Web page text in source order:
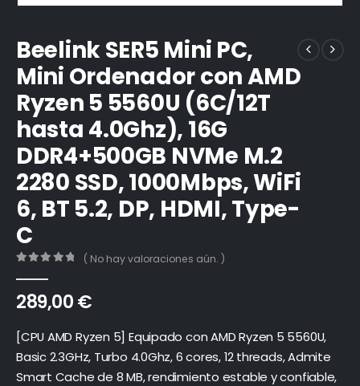
Beelink SER5 Mini PC,
Mini Ordenador con AMD
Ryzen 5 5560U (6C/12T
hasta 4.0Ghz), 16G
DDR4+500GB NVMe M.2
2280 SSD, 1000Mbps, WiFi
6, BT 5.2, DP, HDMI, Type-
C
( No hay valoraciones aún. )
289,00€
[CPU AMD Ryzen 5] Equipado con AMD Ryzen 5 5560U,
Basic 2.3GHz, Turbo 4.0Ghz, 6 cores, 12 threads, Admite
Smart Cache de 8 MB, rendimiento estable y confiable,